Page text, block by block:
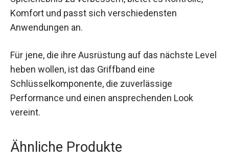
dein Spielerlebnis zu verbessern, bietet es
Kontrolle, Komfort und passt sich
verschiedensten Anwendungen an.
Für jene, die ihre Ausrüstung auf das nächste
Level heben wollen, ist das Griffband eine
Schlüsselkomponente, die zuverlässige
Performance und einen ansprechenden Look
vereint.
Ähnliche Produkte